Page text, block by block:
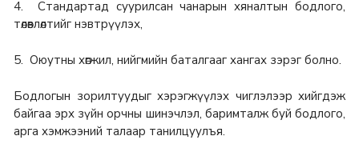
4. Стандартад суурилсан чанарын хяналтын бодлого,
төлөвлөлтийг нэвтрүүлэх,
5. Оюутны хөгжил, нийгмийн баталгааг хангах зэрэг болно.
Бодлогын зорилтуудыг хэрэгжүүлэх чиглэлээр хийгдэж
байгаа эрх зүйн орчны шинэчлэл, баримталж буй бодлого,
арга хэмжээний талаар танилцуулъя.